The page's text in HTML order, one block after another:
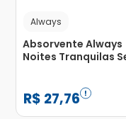
Always
Absorvente Always
Noites Tranquilas
R$ 27,76